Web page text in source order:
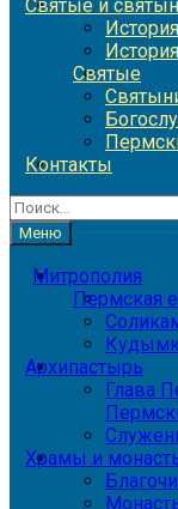
Святые и
Святые
Контакты
Найти:
Меню
Митрополия
Пермская
Архипастырь
Глава
Храмы и